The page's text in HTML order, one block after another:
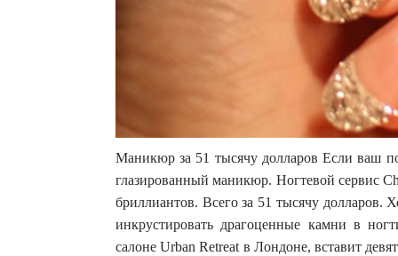
Маникюр за 51 тысячу долларов Если ваш
глазированный маникюр. Ногтевой сервис
бриллиантов. Всего за 51 тысячу долларов.
инкрустировать драгоценные камни в
салоне Urban Retreat в Лондоне, вставит